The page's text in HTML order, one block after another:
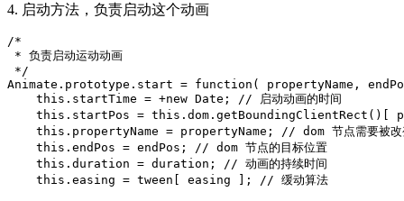
4. 启动方法，负责启动这个动画
/*
* 负责启动运动动画
*/
Animate.prototype.start = function( propertyName,
    this.startTime = +new Date; // 启动动画的时间
this.startPos = this.dom.getBoundingClientRect()[
this.propertyName = propertyName; // dom 节点需要被改
    this.endPos = endPos; // dom 节点的目标位置
    this.duration = duration; // 动画的持续时间
    this.easing = tween[ easing ]; // 缓动算法